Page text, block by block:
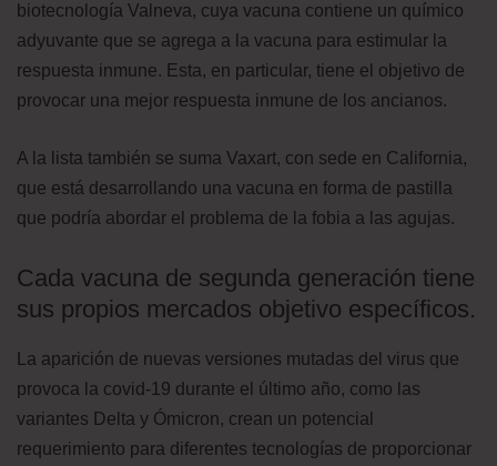
biotecnología Valneva, cuya vacuna contiene un químico
adyuvante que se agrega a la vacuna para estimular la
respuesta inmune. Esta, en particular, tiene el objetivo de
provocar una mejor respuesta inmune de los ancianos.
A la lista también se suma Vaxart, con sede en California,
que está desarrollando una vacuna en forma de pastilla
que podría abordar el problema de la fobia a las agujas.
Cada vacuna de segunda generación tiene
sus propios mercados objetivo específicos.
La aparición de nuevas versiones mutadas del virus que
provoca la covid-19 durante el último año, como las
variantes Delta y Ómicron, crean un potencial
requerimiento para diferentes tecnologías de proporcionar